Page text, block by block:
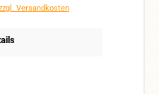
Versandkosten